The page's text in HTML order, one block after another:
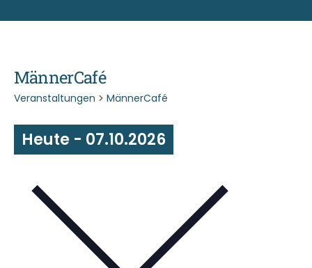
MännerCafé
Veranstaltungen MännerCafé
Heute - 07.10.2026